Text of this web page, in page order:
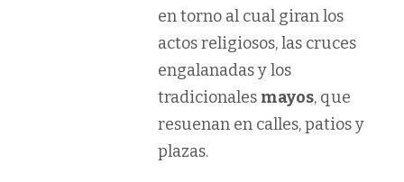
en torno al cual giran los
actos religiosos, las cruces
engalanadas y los
tradicionales mayos, que
resuenan en calles, patios y
plazas.